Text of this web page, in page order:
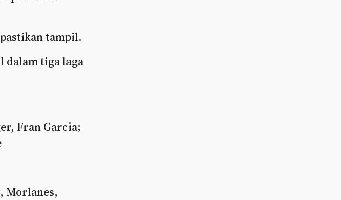
tampil.
dalam tiga laga
Fran Garcia;
Morlanes,